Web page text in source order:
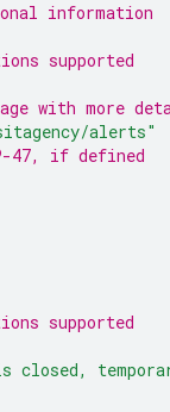
information
supported
with more
alerts"
47, if defined
supported
closed,